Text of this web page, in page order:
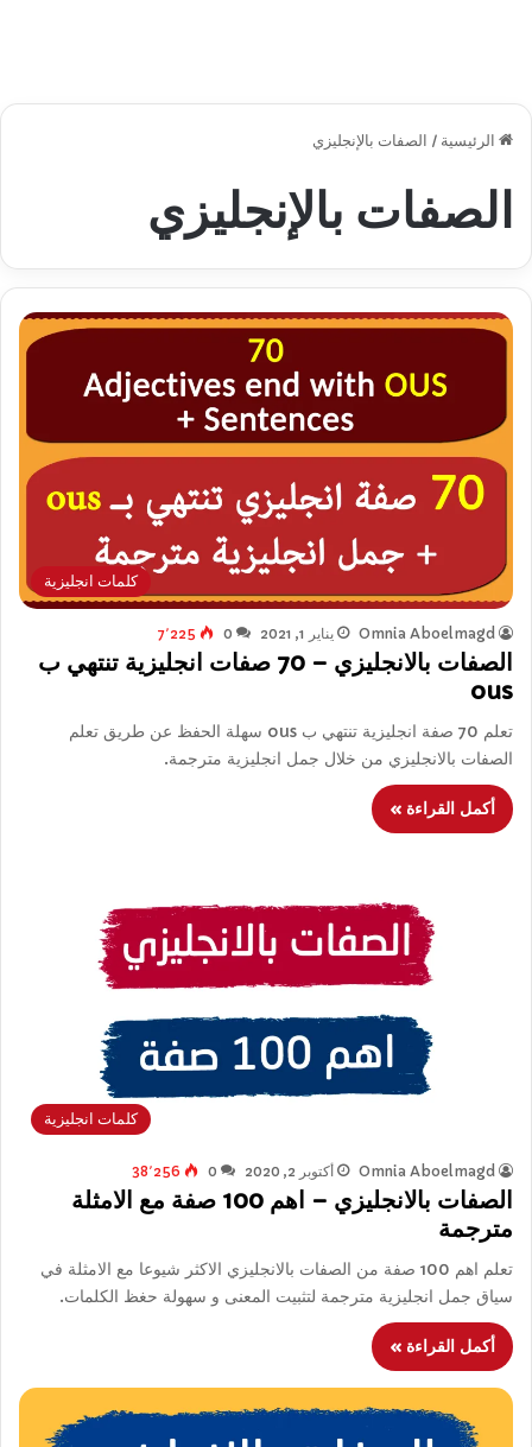
الرئيسية / الصفات بالإنجليزي
الصفات بالإنجليزي
كلمات انجليزية
Omnia Aboelmagd يناير 1, 2021 0 7٬225
الصفات بالانجليزي – 70 صفات انجليزية تنتهي ب
ous
تعلم 70 صفة انجليزية تنتهي ب ous سهلة الحفظ عن طريق تعلم
الصفات بالانجليزي من خلال جمل انجليزية مترجمة.
أكمل القراءة »
كلمات انجليزية
Omnia Aboelmagd أكتوبر 2, 2020 0 38٬256
الصفات بالانجليزي – اهم 100 صفة مع الامثلة
مترجمة
تعلم اهم 100 صفة من الصفات بالانجليزي الاكثر شيوعا مع الامثلة في
سياق جمل انجليزية مترجمة لتثبيت المعنى و سهولة حغظ الكلمات.
أكمل القراءة »